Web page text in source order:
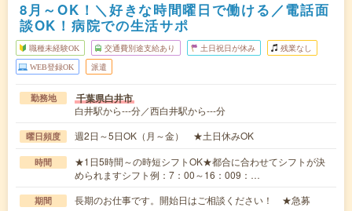
8月～OK！＼好きな時間曜日で働ける／電話面
談OK！病院での生活サポ
職種未経験OK 交通費別途支給あり 土日祝日が休み 残業なし
WEB登録OK 派遣
勤務地 千葉県白井市
白井駅から---分／西白井駅から---分
曜日頻度 週2日～5日OK（月～金） ★土日休みOK
時間
★1日5時間～の時短シフトOK★都合に合わせてシフトが決
められますシフト例：7：00～16：009：…
期間 長期のお仕事です。開始日はご相談ください！ ★急募